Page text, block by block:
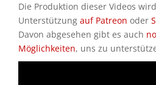
Die Produktion dieser Videos
Unterstützung auf Patreon oder
Davon abgesehen gibt es auch
Möglichkeiten, uns zu